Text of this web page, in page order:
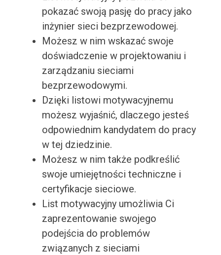
pokazać swoją pasję do pracy jako
inżynier sieci bezprzewodowej.
Możesz w nim wskazać swoje
doświadczenie w projektowaniu i
zarządzaniu sieciami
bezprzewodowymi.
Dzięki listowi motywacyjnemu
możesz wyjaśnić, dlaczego jesteś
odpowiednim kandydatem do pracy
w tej dziedzinie.
Możesz w nim także podkreślić
swoje umiejętności techniczne i
certyfikacje sieciowe.
List motywacyjny umożliwia Ci
zaprezentowanie swojego
podejścia do problemów
związanych z sieciami